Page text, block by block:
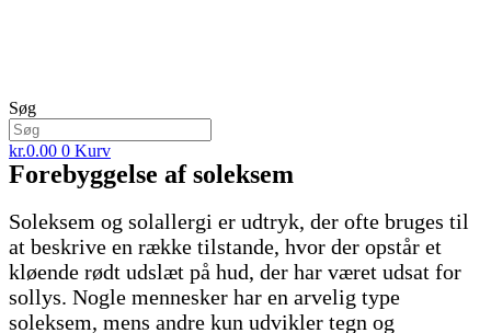
Søg
kr.0.00 0 Kurv
Forebyggelse af soleksem
Soleksem og solallergi er udtryk, der ofte bruges til
at beskrive en række tilstande, hvor der opstår et
kløende rødt udslæt på hud, der har været udsat for
sollys. Nogle mennesker har en arvelig type
soleksem, mens andre kun udvikler tegn og